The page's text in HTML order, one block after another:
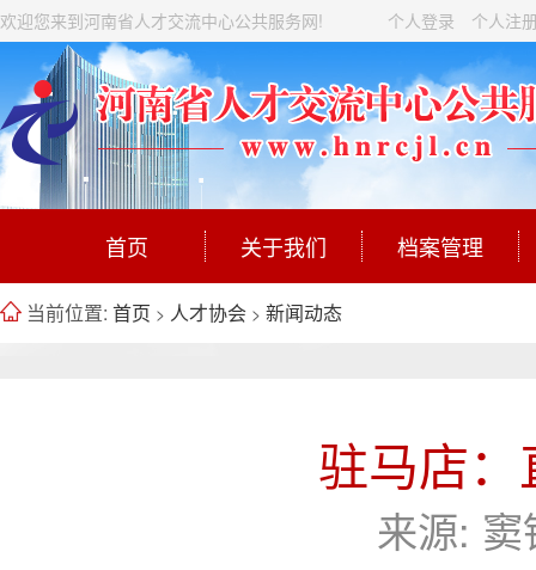
欢迎您来到河南省人才交流中心公共服务网! 个人登录 个人注
首页 关于我们 档案管理
当前位置: 首页 > 人才协会 > 新闻动态
驻马店
来源: 窦